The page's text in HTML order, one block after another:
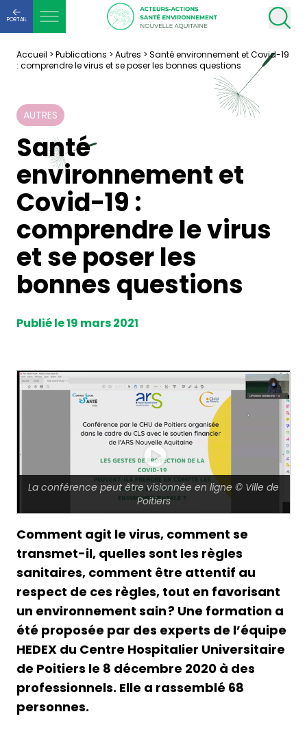
PORTAIL
Accueil > Publications > Autres > Santé environnement et Covid-19
: comprendre le virus et se poser les bonnes questions
AUTRES
Santé
environnement et
Covid-19 :
comprendre le virus
et se poser les
bonnes questions
Publié le 19 mars 2021
La conférence peut être visionnée en ligne © Ville de
Poitiers
Comment agit le virus, comment se
transmet-il, quelles sont les règles
sanitaires, comment être attentif au
respect de ces règles, tout en favorisant
un environnement sain ? Une formation a
été proposée par des experts de l’équipe
HEDEX du Centre Hospitalier Universitaire
de Poitiers le 8 décembre 2020 à des
professionnels. Elle a rassemblé 68
personnes.